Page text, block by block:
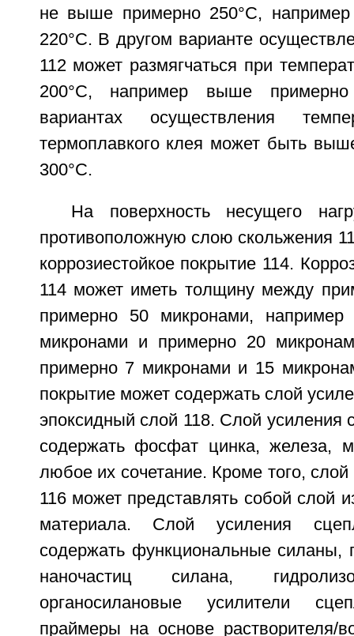
не выше примерно 250°C,
220°C. В другом варианте
112 может размягчаться при
200°C, например выше
вариантах осуществления
термоплавкого клея может быть
300°C.
На поверхность несущего
противоположную слою скольжения
коррозиестойкое покрытие 114.
114 может иметь толщину между
примерно 50 микронами,
микронами и примерно 20
примерно 7 микронами и 15
покрытие может содержать слой
эпоксидный слой 118. Слой усиления
содержать фосфат цинка, железа,
любое их сочетание. Кроме того,
116 может представлять собой слой
материала. Слой усиления
содержать функциональные силаны,
наночастиц силана,
органосилановые усилители
праймеры на основе растворителя/